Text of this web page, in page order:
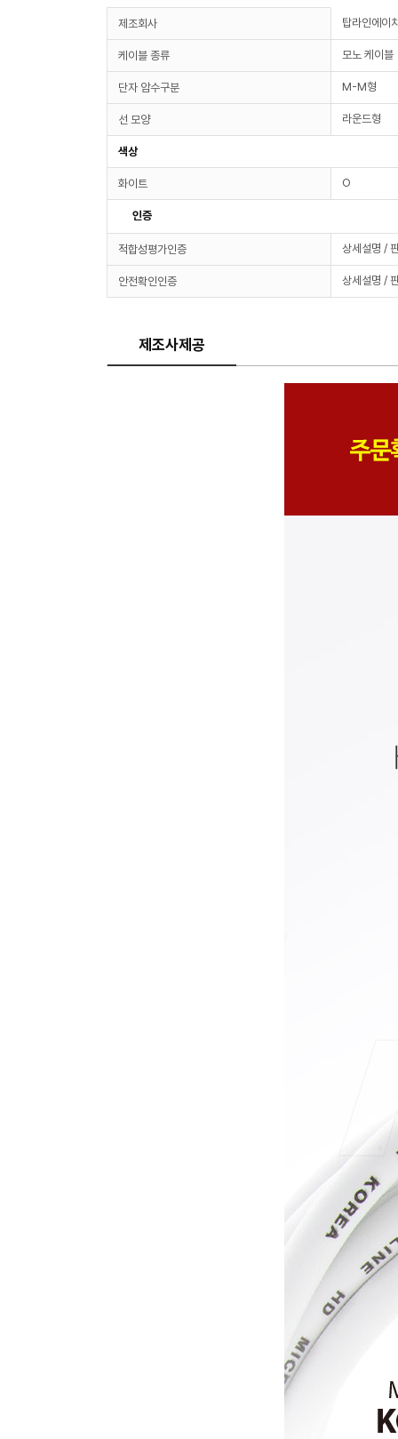
제조회사 탑라인에이
케이블 종류 모노 케이블
단자 암수구분 M-M형
선 모양 라운드형
색상
화이트 O
인증
적합성평가인증 상세설명 /
안전확인인증 상세설명 /
제조사제공